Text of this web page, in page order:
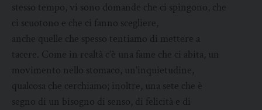
stesso tempo, vi sono domande che ci spingono, che
ci scuotono e che ci fanno scegliere,
anche quelle che spesso tentiamo di mettere a
tacere. Come in realtà c’è una fame che ci abita, un
movimento nello stomaco, un’inquietudine,
qualcosa che cerchiamo; inoltre, una sete che è
segno di un bisogno di senso, di felicità e di